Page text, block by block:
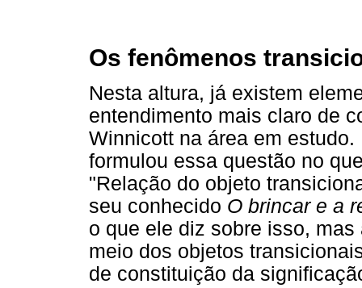
Os fenômenos
Nesta altura, já existem
entendimento mais claro de
Winnicott na área em
formulou essa questão no
"Relação do objeto
seu conhecido O brincar e a
o que ele diz sobre isso,
meio dos objetos
de constituição da